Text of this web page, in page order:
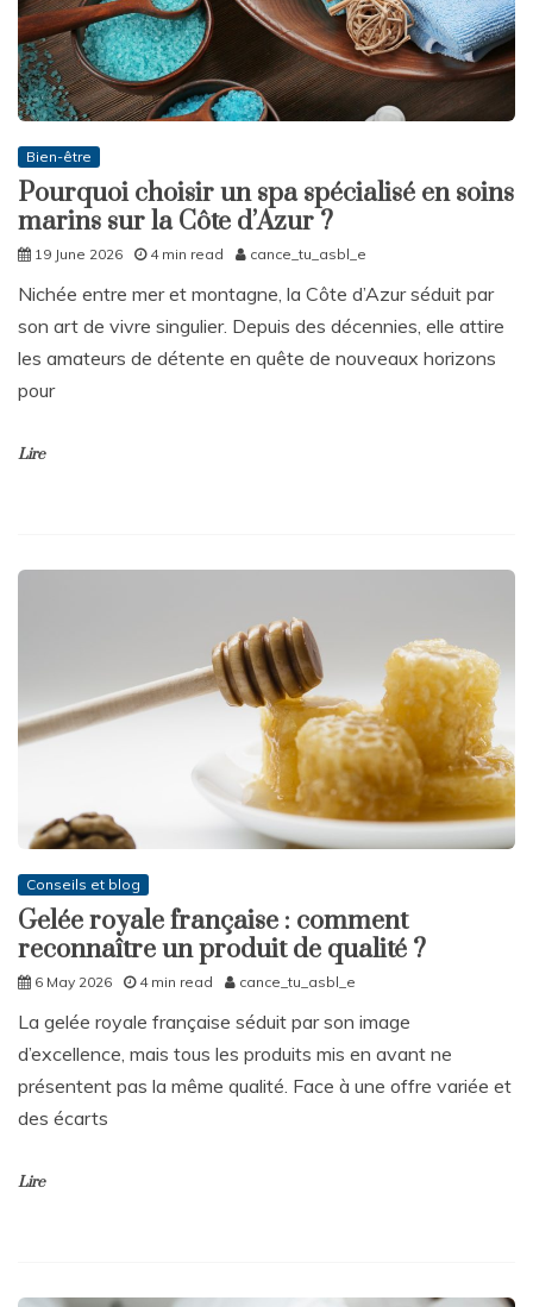
Bien-être
Pourquoi choisir un spa spécialisé en soins
marins sur la Côte d’Azur ?
19 June 2026 4 min read cance_tu_asbl_e
Nichée entre mer et montagne, la Côte d’Azur séduit par
son art de vivre singulier. Depuis des décennies, elle attire
les amateurs de détente en quête de nouveaux horizons
pour
Lire
Conseils et blog
Gelée royale française : comment
reconnaître un produit de qualité ?
6 May 2026 4 min read cance_tu_asbl_e
La gelée royale française séduit par son image
d’excellence, mais tous les produits mis en avant ne
présentent pas la même qualité. Face à une offre variée et
des écarts
Lire